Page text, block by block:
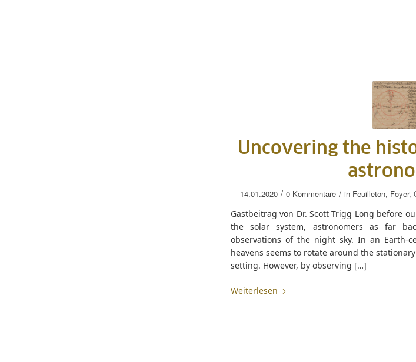
Uncovering the
14.01.2020 / 0 Kommentare / in Feuilleton, Foyer,
Gastbeitrag von Dr. Scott Trigg Long before
the solar system, astronomers as far
observations of the night sky. In an Earth-
heavens seems to rotate around the
setting. However, by observing […]
Weiterlesen